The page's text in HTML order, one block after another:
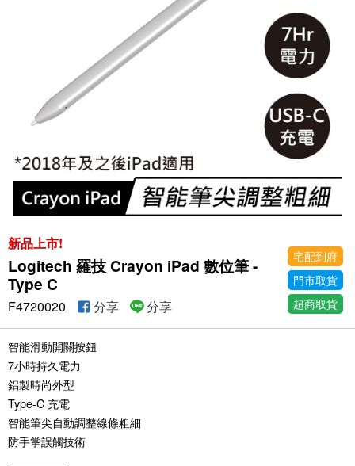
新品上市!
Logitech 羅技 Crayon iPad 數位筆 -
Type C
宅配到府
門市取貨
超商取貨
F4720020 分享 分享
智能滑動開關按鈕
7小時持久電力
鋁製時尚外型
Type-C 充電
智能筆尖自動調整線條粗細
防手掌誤觸技術